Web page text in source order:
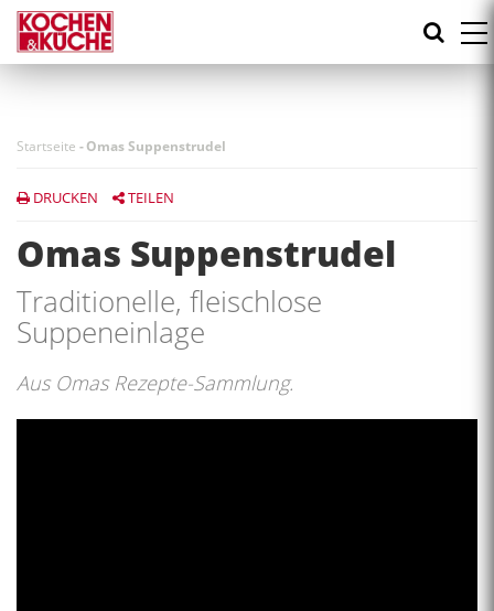
Direkt
zum
Inhalt
Startseite -Omas Suppenstrudel
DRUCKEN TEILEN
Omas Suppenstrudel
Traditionelle, fleischlose
Suppeneinlage
Aus Omas Rezepte-Sammlung.